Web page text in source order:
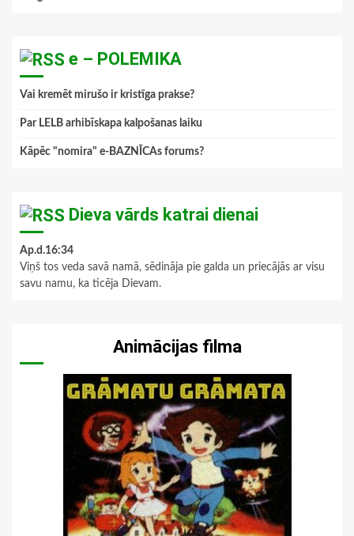
e – POLEMIKA
Vai kremēt mirušo ir kristīga prakse?
Par LELB arhibīskapa kalpošanas laiku
Kāpēc "nomira" e-BAZNĪCAs forums?
Dieva vārds katrai dienai
Ap.d.16:34
Viņš tos veda savā namā, sēdināja pie galda un priecājās ar visu
savu namu, ka ticēja Dievam.
Animācijas filma